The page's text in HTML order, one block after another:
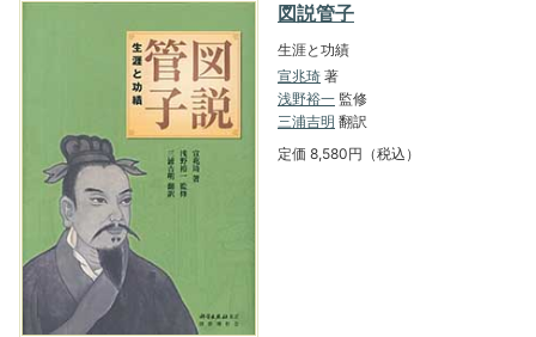
図説管子
生涯と功績
宣兆琦 著
浅野裕一 監修
三浦吉明 翻訳
定価 8,580円（税込）